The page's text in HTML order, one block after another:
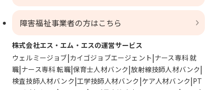
障害福祉事業者の方はこちら
株式会社エス・エム・エスの運営サービス
ウェルミージョブ カイゴジョブエージェント ナース専科 就
職 ナース専科 転職 保育士人材バンク 放射線技師人材バンク
検査技師人材バンク 工学技師人材バンク ケア人材バンク PT